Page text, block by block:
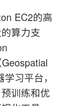
EC2的高
算力支
习平台，
训练和优